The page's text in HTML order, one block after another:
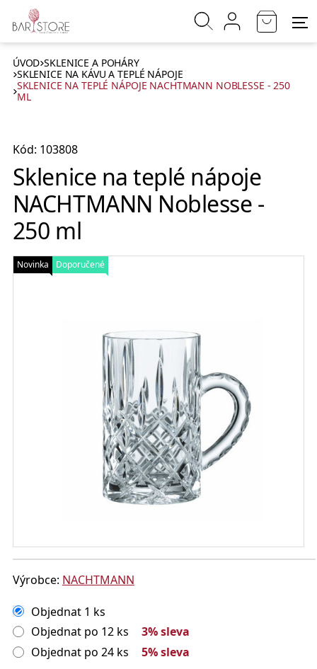
ÚVOD SKLENICE A POHÁRY
SKLENICE NA KÁVU A TEPLÉ NÁPOJE
SKLENICE NA TEPLÉ NÁPOJE NACHTMANN NOBLESSE - 250
ML
Kód: 103808
Sklenice na teplé nápoje
NACHTMANN Noblesse -
250 ml
Novinka Doporučené
Výrobce: NACHTMANN
Objednat 1 ks
Objednat po 12 ks
3% sleva
Objednat po 24 ks
5% sleva